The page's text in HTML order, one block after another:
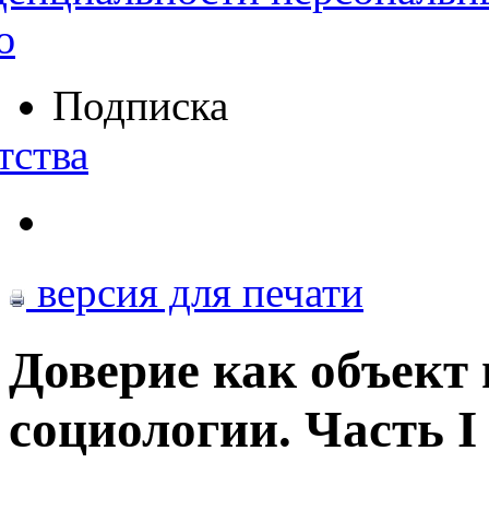
Подписка
версия для печати
Доверие как объект
социологии. Часть I